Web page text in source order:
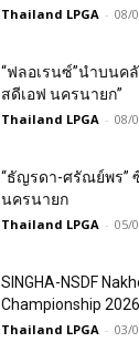
Thailand LPGA - 08/
“ฟลอเรนซ์”นำบนค
สดีเอฟ นครนายก”
Thailand LPGA - 08/
“ธัญรดา-ศรัณย์พร”
นครนายก
Thailand LPGA - 05/
SINGHA-NSDF
Championship 2026
Thailand LPGA - 03/